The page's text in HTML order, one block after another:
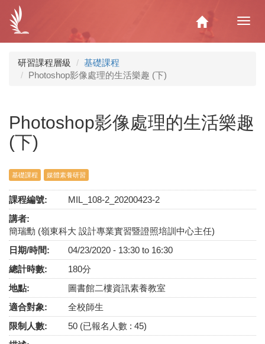
內
Home
研習課程層級
基礎課程
Photoshop影像處理的生活樂趣 (下)
Photoshop影像處理的生活樂趣
(下)
基礎課程 媒體素養研習
課程編號:
MIL_108-2_20200423-2
講者:
簡瑞勳 (嶺東科大 設計專業實習暨證照培訓中心主任)
日期/時間:
04/23/2020 - 13:30 to 16:30
總計時數:
180分
地點:
圖書館二樓資訊素養教室
適合對象:
全校師生
限制人數:
50 (已報名人數 : 45)